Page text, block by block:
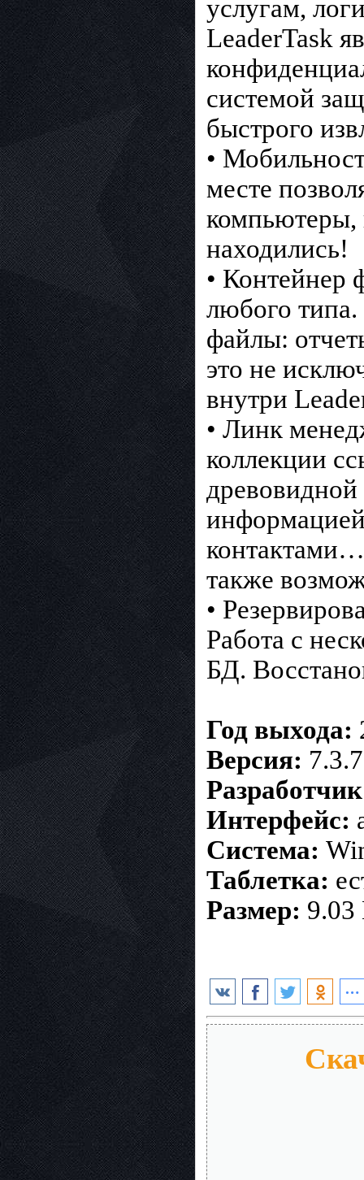
услугам,
LeaderTask
системой
быстрого
•
месте
компьютеры,
находились!
• Контейнер
любого
файлы:
это не
внутри
• Линк
коллекции
также
•
Работа с
БД.
Год выхода:
Версия:
Интерфейс:
Система:
Таблетка:
Размер: 9.03